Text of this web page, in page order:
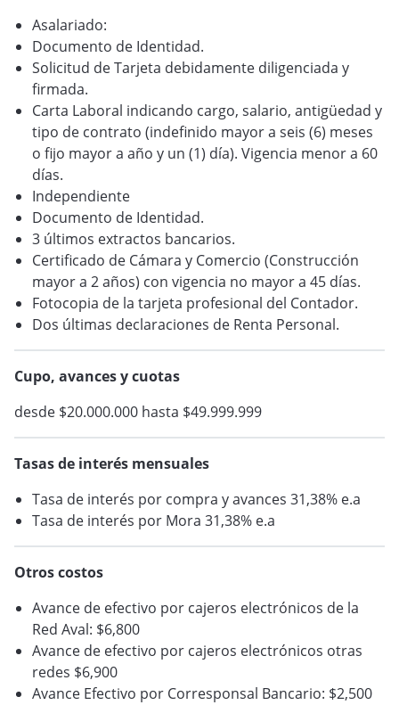
Asalariado:
Documento de Identidad.
Solicitud de Tarjeta debidamente diligenciada y
firmada.
Carta Laboral indicando cargo, salario, antigüedad y
tipo de contrato (indefinido mayor a seis (6) meses
o fijo mayor a año y un (1) día). Vigencia menor a 60
días.
Independiente
Documento de Identidad.
3 últimos extractos bancarios.
Certificado de Cámara y Comercio (Construcción
mayor a 2 años) con vigencia no mayor a 45 días.
Fotocopia de la tarjeta profesional del Contador.
Dos últimas declaraciones de Renta Personal.
Cupo, avances y cuotas
desde $20.000.000 hasta $49.999.999
Tasas de interés mensuales
Tasa de interés por compra y avances 31,38% e.a
Tasa de interés por Mora 31,38% e.a
Otros costos
Avance de efectivo por cajeros electrónicos de la
Red Aval: $6,800
Avance de efectivo por cajeros electrónicos otras
redes $6,900
Avance Efectivo por Corresponsal Bancario: $2,500